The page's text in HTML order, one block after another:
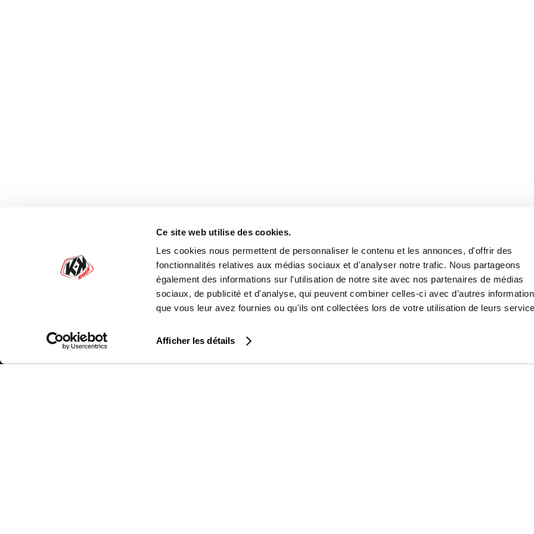
Ce site web utilise des cookies.
Les cookies nous permettent de personnaliser le contenu et les annonces, d'offrir des
fonctionnalités relatives aux médias sociaux et d'analyser notre trafic. Nous partageons
également des informations sur l'utilisation de notre site avec nos partenaires de médias
sociaux, de publicité et d'analyse, qui peuvent combiner celles-ci avec d'autres
que vous leur avez fournies ou qu'ils ont collectées lors de votre utilisation de leurs
Afficher les détails
Qui Sommes Nous ?
L'histoire de Kutvek
professionnelle
REÇOIS NOS OFFRES SPÉCIALES, ACTUALITÉS ET
REJOINS NOTRE COMMUNAUTÉ